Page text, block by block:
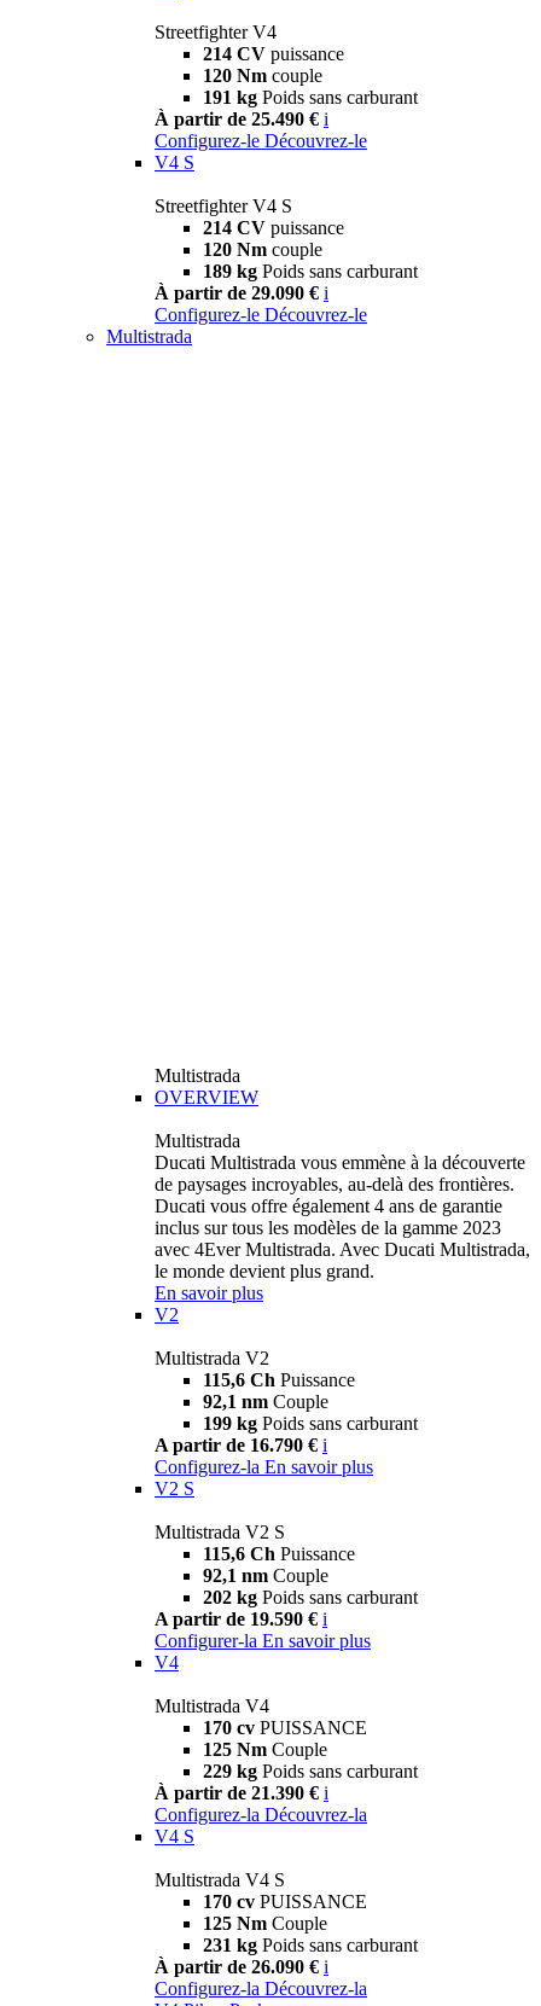
Streetfighter V4
214 CV puissance
120 Nm couple
191 kg Poids sans carburant
À partir de 25.490 € i
Configurez-le Découvrez-le
V4 S
Streetfighter V4 S
214 CV puissance
120 Nm couple
189 kg Poids sans carburant
À partir de 29.090 € i
Configurez-le Découvrez-le
Multistrada
Multistrada
OVERVIEW
Multistrada
Ducati Multistrada vous emmène à la découverte
de paysages incroyables, au-delà des frontières.
Ducati vous offre également 4 ans de garantie
inclus sur tous les modèles de la gamme 2023
avec 4Ever Multistrada. Avec Ducati Multistrada,
le monde devient plus grand.
En savoir plus
V2
Multistrada V2
115,6 Ch Puissance
92,1 nm Couple
199 kg Poids sans carburant
A partir de 16.790 € i
Configurez-la En savoir plus
V2 S
Multistrada V2 S
115,6 Ch Puissance
92,1 nm Couple
202 kg Poids sans carburant
A partir de 19.590 € i
Configurer-la En savoir plus
V4
Multistrada V4
170 cv PUISSANCE
125 Nm Couple
229 kg Poids sans carburant
À partir de 21.390 € i
Configurez-la Découvrez-la
V4 S
Multistrada V4 S
170 cv PUISSANCE
125 Nm Couple
231 kg Poids sans carburant
À partir de 26.090 € i
Configurez-la Découvrez-la